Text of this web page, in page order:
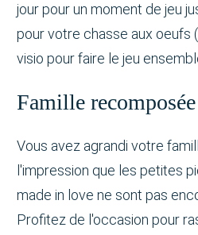
jour pour un moment de jeu
pour votre chasse aux oeufs
visio pour faire le jeu
Famille recomposée
Vous avez agrandi votre
l'impression que les petites
made in love ne sont pas
Profitez de l'occasion pour